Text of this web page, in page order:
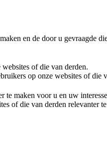
en de door u gevraagde
of die van derden.
op onze websites of die
maken voor u en uw
of die van derden relevanter